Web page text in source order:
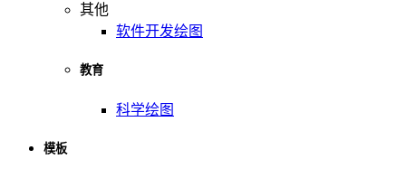
其他
软件开发绘图
教育
科学绘图
模板